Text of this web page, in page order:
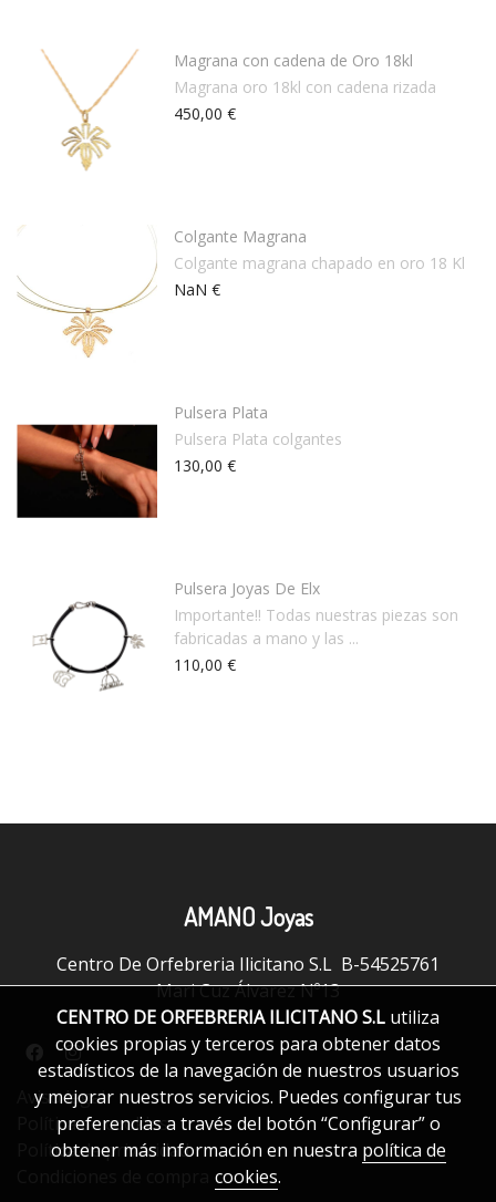
Magrana con cadena de Oro 18kl
Magrana oro 18kl con cadena rizada
450,00 €
Colgante Magrana
Colgante magrana chapado en oro 18 Kl
NaN €
Pulsera Plata
Pulsera Plata colgantes
130,00 €
Pulsera Joyas De Elx
Importante!! Todas nuestras piezas son
fabricadas a mano y las ...
110,00 €
AMANO Joyas
Centro De Orfebreria Ilicitano S.L B-54525761
Mari Cuz Álvarez Nº13
Aviso legal
Política de cookies
Política de privacidad
CENTRO DE ORFEBRERIA ILICITANO S.L utiliza
cookies propias y terceros para obtener datos
estadísticos de la navegación de nuestros usuarios
y mejorar nuestros servicios. Puedes configurar tus
preferencias a través del botón “Configurar” o
obtener más información en nuestra política de
cookies.